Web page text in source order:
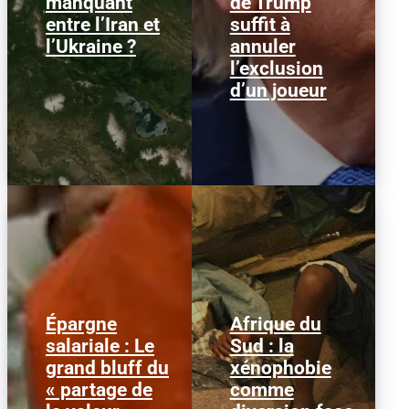
entre l’Iran et
l’Ukraine ?
cibles en mer Caspienne,
parmi...
suffit à
annuler
l’exclusion
d’un joueur
un carton rouge
parfaitement...
Épargne
salariale : Le
grand bluff du
« partage de
Alors que l'inflation et la
course aux profits
écrasent le pouvoir
d’achat, la loi « partage
de la...
Afrique du
Sud : la
xénophobie
comme
© HCR/ James Oatway
L’Afrique du Sud est
entrée dans une
séquence dangereuse.
Des groupes...